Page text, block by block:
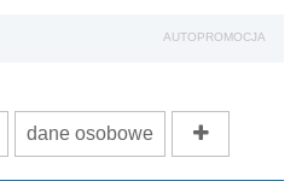
AUTOPROMOCJA
dane osobowe